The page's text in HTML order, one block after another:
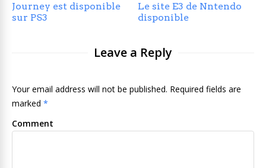
Journey est disponible
sur PS3
Le site E3 de Nntendo
disponible
Leave a Reply
Your email address will not be published. Required fields are
marked *
Comment